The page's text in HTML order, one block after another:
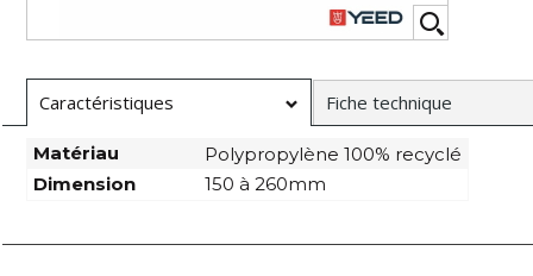
Caractéristiques Fiche technique
Matériau
Polypropylène 100% recyclé
Dimension
150 à 260mm